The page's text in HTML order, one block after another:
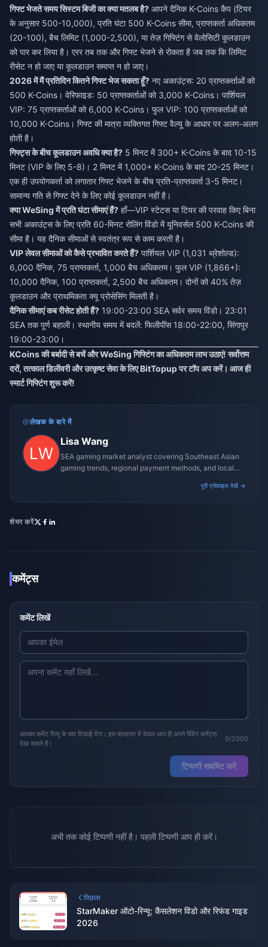
गिफ्ट भेजते समय सिस्टम बिजी का क्या मतलब है? आपने दैनिक K-Coins कैप (टियर
के अनुसार 500-10,000), प्रति घंटा 500 K-Coins सीमा, प्राप्तकर्ता अधिकतम
(20-100), बैच लिमिट (1,000-2,500), या तेज़ गिफ्टिंग से वेलोसिटी कूलडाउन
को पार कर लिया है। एरर तब तक और गिफ्ट भेजने से रोकता है जब तक कि लिमिट
रीसेट न हो जाए या कूलडाउन समाप्त न हो जाए।
2026 में मैं प्रतिदिन कितने गिफ्ट भेज सकता हूँ? नए अकाउंट्स: 20 प्राप्तकर्ताओं को
500 K-Coins। वेरिफाइड: 50 प्राप्तकर्ताओं को 3,000 K-Coins। पार्शियल
VIP: 75 प्राप्तकर्ताओं को 6,000 K-Coins। फुल VIP: 100 प्राप्तकर्ताओं को
10,000 K-Coins। गिफ्ट की मात्रा व्यक्तिगत गिफ्ट वैल्यू के आधार पर अलग-अलग
होती है।
गिफ्ट्स के बीच कूलडाउन अवधि क्या है? 5 मिनट में 300+ K-Coins के बाद 10-15
मिनट (VIP के लिए 5-8)। 2 मिनट में 1,000+ K-Coins के बाद 20-25 मिनट।
एक ही उपयोगकर्ता को लगातार गिफ्ट भेजने के बीच प्रति-प्राप्तकर्ता 3-5 मिनट।
सामान्य गति से गिफ्ट देने के लिए कोई कूलडाउन नहीं है।
क्या WeSing में प्रति घंटा सीमाएं हैं? हाँ—VIP स्टेटस या टियर की परवाह किए बिना
सभी अकाउंट्स के लिए प्रति 60-मिनट रोलिंग विंडो में यूनिवर्सल 500 K-Coins की
सीमा है। यह दैनिक सीमाओं से स्वतंत्र रूप से काम करती है।
VIP लेवल सीमाओं को कैसे प्रभावित करते हैं? पार्शियल VIP (1,031 थ्रेशोल्ड):
6,000 दैनिक, 75 प्राप्तकर्ता, 1,000 बैच अधिकतम। फुल VIP (1,866+):
10,000 दैनिक, 100 प्राप्तकर्ता, 2,500 बैच अधिकतम। दोनों को 40% तेज़
कूलडाउन और प्राथमिकता क्यू प्रोसेसिंग मिलती है।
दैनिक सीमाएं कब रीसेट होती हैं? 19:00-23:00 SEA सर्वर समय विंडो। 23:01
SEA तक पूर्ण बहाली। स्थानीय समय में बदलें: फिलीपींस 18:00-22:00, सिंगापुर
19:00-23:00।
KCoins की बर्बादी से बचें और WeSing गिफ्टिंग का अधिकतम लाभ उठाएं! सर्वोत्तम
दरों, तत्काल डिलीवरी और उत्कृष्ट सेवा के लिए BitTopup पर टॉप अप करें। आज ही
स्मार्ट गिफ्टिंग शुरू करें!
लेखक के बारे में
Lisa Wang
SEA gaming market analyst covering Southeast Asian
gaming trends, regional payment methods, and local
पूरी प्रोफ़ाइल देखें →
शेयर करें
कमेंट्स
कमेंट लिखें
आपका कमेंट रिव्यू के बाद दिखाई देगा। इस ब्राउज़र में केवल आप ही अपने पेंडिंग कमेंट्स
देख सकते हैं।
0/2000
टिप्पणी सबमिट करें
अभी तक कोई टिप्पणी नहीं है। पहली टिप्पणी आप ही करें।
पिछला
StarMaker ऑटो-रिन्यू: कैंसलेशन विंडो और रिफंड गाइड
2026